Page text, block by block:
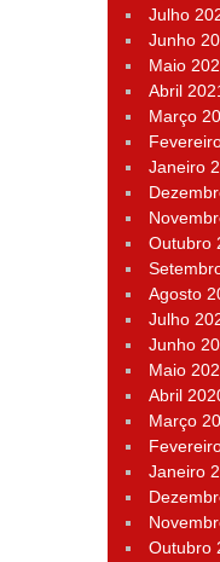
Julho
Junho
Maio
Abril
Março
Janeiro
Outubro
Agosto
Julho
Junho
Maio
Abril
Março
Janeiro
Outubro